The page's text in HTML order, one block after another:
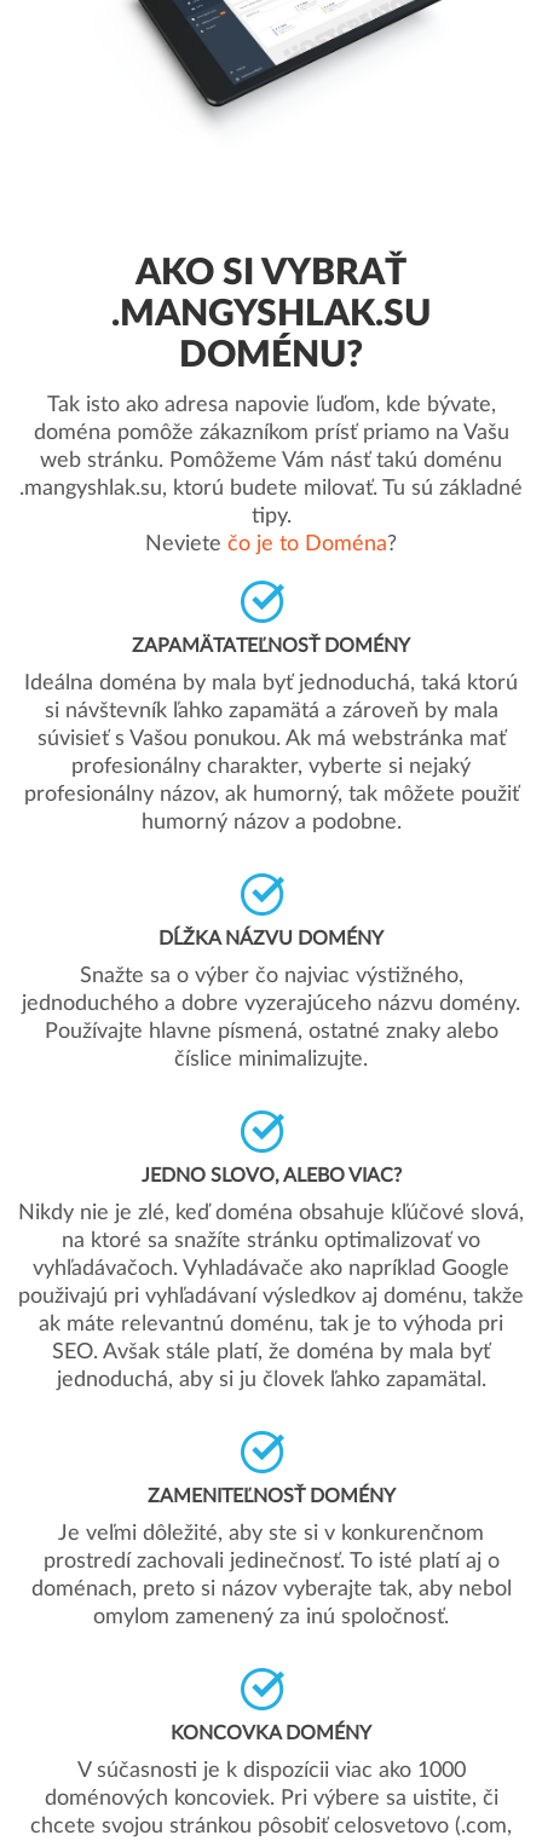
AKO SI VYBRAŤ
.MANGYSHLAK.SU
DOMÉNU?
Tak isto ako adresa napovie ľuďom, kde bývate,
doména pomôže zákazníkom prísť priamo na Vašu
web stránku. Pomôžeme Vám násť takú doménu
.mangyshlak.su, ktorú budete milovať. Tu sú základné
tipy.
Neviete čo je to Doména?
ZAPAMÄTATEĽNOSŤ DOMÉNY
Ideálna doména by mala byť jednoduchá, taká ktorú
si návštevník ľahko zapamätá a zároveň by mala
súvisieť s Vašou ponukou. Ak má webstránka mať
profesionálny charakter, vyberte si nejaký
profesionálny názov, ak humorný, tak môžete použiť
humorný názov a podobne.
DĹŽKA NÁZVU DOMÉNY
Snažte sa o výber čo najviac výstižného,
jednoduchého a dobre vyzerajúceho názvu domény.
Používajte hlavne písmená, ostatné znaky alebo
číslice minimalizujte.
JEDNO SLOVO, ALEBO VIAC?
Nikdy nie je zlé, keď doména obsahuje kľúčové slová,
na ktoré sa snažíte stránku optimalizovať vo
vyhľadávačoch. Vyhladávače ako napríklad Google
použivajú pri vyhľadávaní výsledkov aj doménu, takže
ak máte relevantnú doménu, tak je to výhoda pri
SEO. Avšak stále platí, že doména by mala byť
jednoduchá, aby si ju človek ľahko zapamätal.
ZAMENITEĽNOSŤ DOMÉNY
Je veľmi dôležité, aby ste si v konkurenčnom
prostredí zachovali jedinečnosť. To isté platí aj o
doménach, preto si názov vyberajte tak, aby nebol
omylom zamenený za inú spoločnosť.
KONCOVKA DOMÉNY
V súčasnosti je k dispozícii viac ako 1000
doménových koncoviek. Pri výbere sa uistite, či
chcete svojou stránkou pôsobiť celosvetovo (.com,